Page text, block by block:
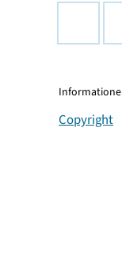
Copyright